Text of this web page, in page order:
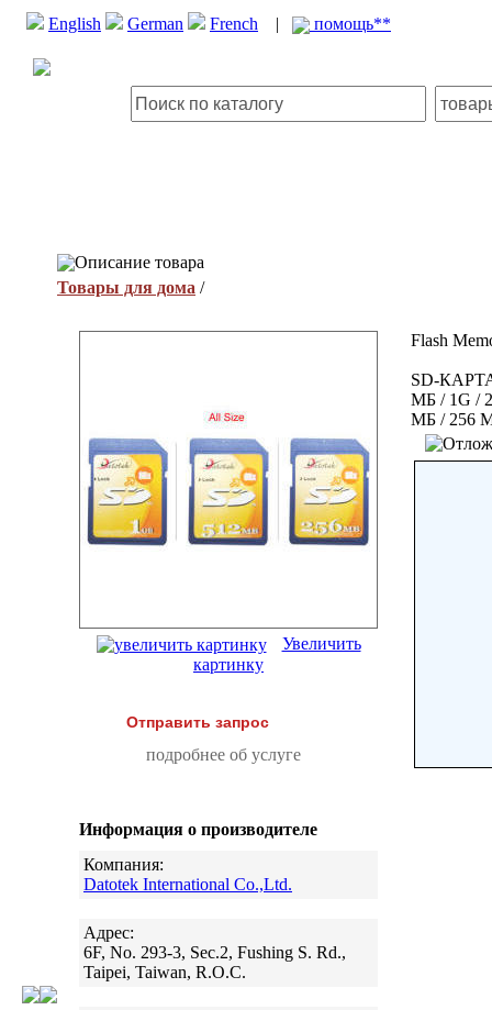
English German French | помощь**
Описание товара
Товары для дома /
Увеличить
картинку
Отправить запрос
подробнее об услуге
Информация о производителе
Компания:
Datotek International Co.,Ltd.
Адрес:
6F, No. 293-3, Sec.2, Fushing S. Rd.,
Taipei, Taiwan, R.O.C.
Flash
SD-
МБ / 1G /
МБ / 256